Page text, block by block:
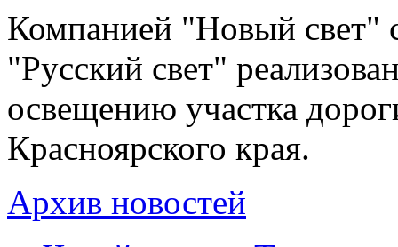
Компанией "Новый свет"
"Русский свет"
освещению участка
Красноярского края.
Архив новостей